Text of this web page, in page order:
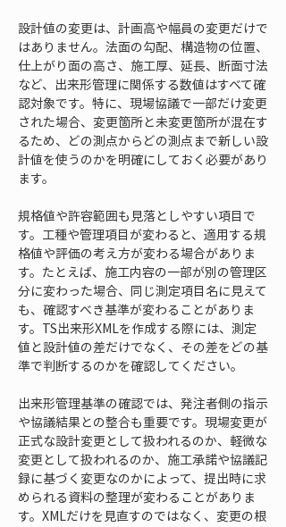
設計値の変更は、計画高や幅員の変更だけで
はありません。法面の勾配、構造物の位置、
仕上がり面の高さ、施工厚、延長、断面寸法
など、出来形管理に関係する数値はすべて確
認対象です。特に、現場協議で一部だけ変更
された場合、変更箇所と未変更箇所が混在す
るため、どの測点からどの測点まで新しい設
計値を使うのかを明確にしておく必要があり
ます。
規格値や許容範囲も見落としやすい項目で
す。工種や管理項目が変わると、適用する規
格値や評価の考え方が変わる場合がありま
す。たとえば、施工内容の一部が別の管理区
分に変わった場合、同じ測定項目名に見えて
も、確認すべき基準が変わることがありま
す。TS出来形XMLを作成する際には、測定
値と設計値の差だけでなく、その差をどの基
準で判断するのかを確認してください。
出来形管理基準の確認では、発注者側の指示
や協議結果との整合も重要です。現場変更が
正式な設計変更として扱われるのか、軽微な
変更として扱われるのか、施工承諾や協議記
録に基づく変更なのかによって、提出時に求
められる資料の整理が変わることがありま
す。XMLだけを見直すのではなく、変更の根